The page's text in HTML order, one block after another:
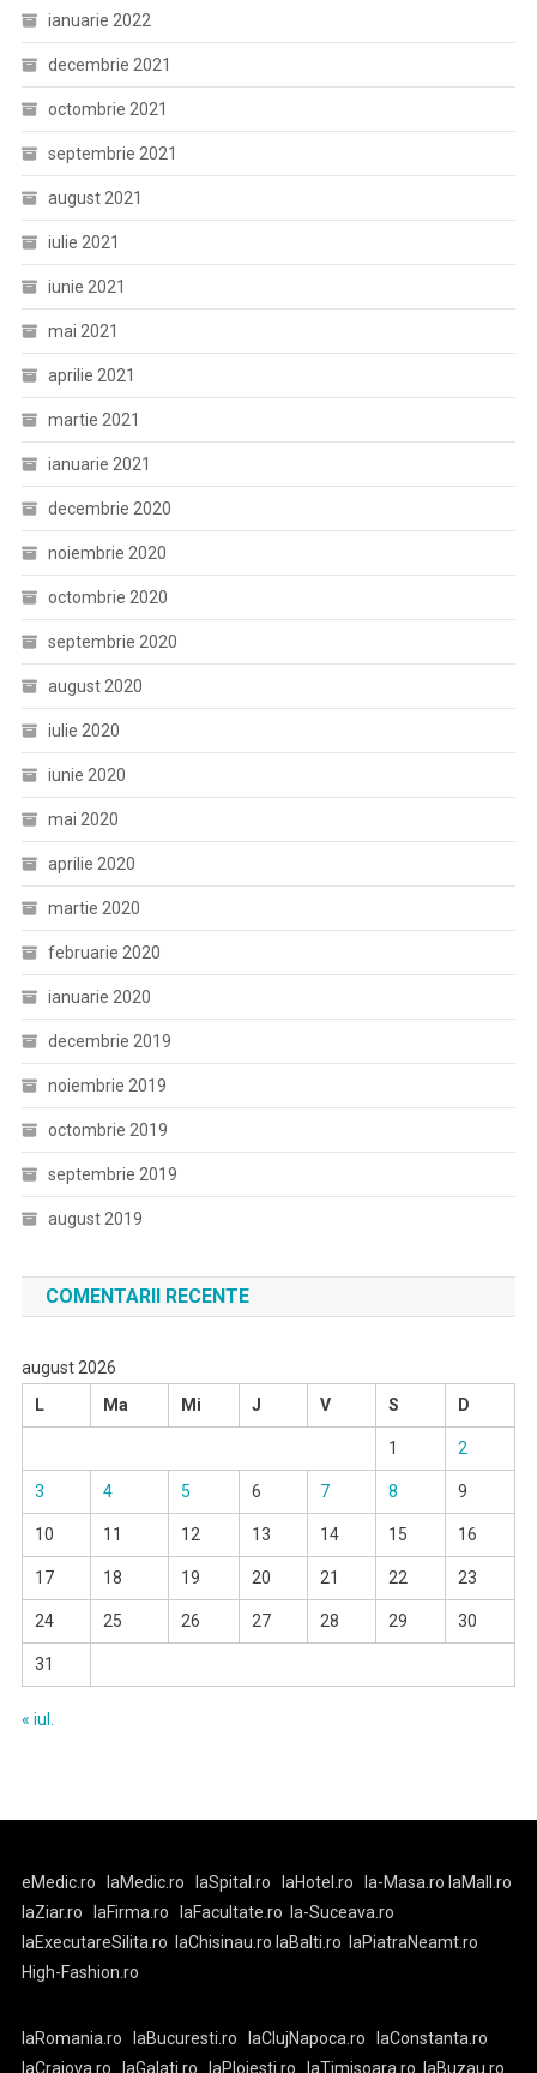
ianuarie 2022
decembrie 2021
octombrie 2021
septembrie 2021
august 2021
iulie 2021
iunie 2021
mai 2021
aprilie 2021
martie 2021
ianuarie 2021
decembrie 2020
noiembrie 2020
octombrie 2020
septembrie 2020
august 2020
iulie 2020
iunie 2020
mai 2020
aprilie 2020
martie 2020
februarie 2020
ianuarie 2020
decembrie 2019
noiembrie 2019
octombrie 2019
septembrie 2019
august 2019
COMENTARII RECENTE
august 2026
L
Ma Mi J V S D
1 2
3 4 5 6 7 8 9
10 11 12 13 14 15 16
17 18 19 20 21 22 23
24 25 26 27 28 29 30
31
« iul.
eMedic.ro laMedic.ro laSpital.ro laHotel.ro la-Masa.ro laMall.ro
laZiar.ro
laFirma.ro laFacultate.ro
la-Suceava.ro
laExecutareSilita.ro
laChisinau.ro laBalti.ro
laPiatraNeamt.ro
High-Fashion.ro
laRomania.ro laBucuresti.ro laClujNapoca.ro
laConstanta.ro
laCraiova.ro
laGalati.ro laPloiesti.ro laTimisoara.ro laBuzau.ro